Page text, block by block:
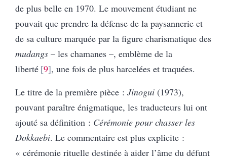
de plus belle en 1970. Le mouvement étudiant ne
pouvait que prendre la défense de la paysannerie et
de sa culture marquée par la figure charismatique des
mudangs – les chamanes –, emblème de la
liberté 9 , une fois de plus harcelées et traquées.
Le titre de la première pièce : Jinogui (1973),
pouvant paraître énigmatique, les traducteurs lui ont
ajouté sa définition : Cérémonie pour chasser les
Dokkaebi. Le commentaire est plus explicite :
« cérémonie rituelle destinée à aider l’âme du défunt